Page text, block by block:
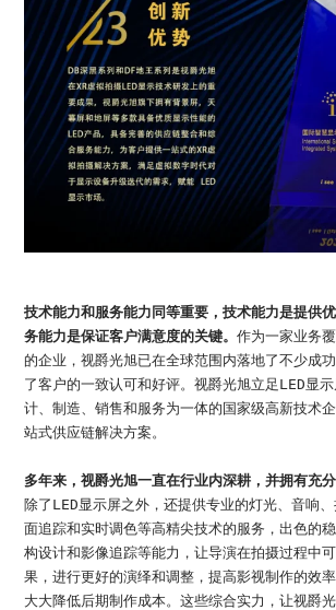
技术能力和服务能力同等重要，技术能力是提供
务能力是保证客户满意度的关键。作为一家业务
的企业，视爵光旭已在全球范围内落地了不少成
了客户的一致认可和好评。视爵光旭立足LED显
计、制造、销售和服务为一体的国家级高新技术
站式供应链解决方案。
多年来，视爵光旭一直在行业内深耕，并拥有充
除了LED显示屏之外，还提供专业的灯光、音响
面追踪和实时调色等高精尖技术的服务，出色的
构设计和影像追踪等能力，让导演在拍摄过程中
果，进行更好的演绎和调整，提高影视制作的效
大大降低后期制作成本。这些综合实力，让视爵